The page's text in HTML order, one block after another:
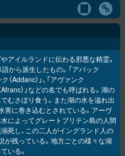
アイルランドに伝わる邪悪な精霊。
から派生したもの。「アバック
（Addanc）」、「アヴァンク
Afranc）」などの名でも呼ばれる。湖の
むさぼり食う。また湖の水を溢れ出
害に巻き込むとされている。アーヴ
によってグレートブリテン島の人間
死し、この二人がイングランド人の
が残っている。地方ごとの様々な湖
いる。